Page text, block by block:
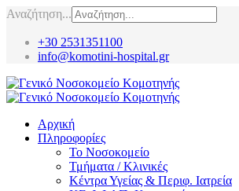
Αναζήτηση...
+30 2531351100
info@komotini-hospital.gr
Αρχική
Πληροφορίες
Το Νοσοκομείο
Τμήματα / Κλινικές
Κέντρα Υγείας & Περιφ. Ιατρεία